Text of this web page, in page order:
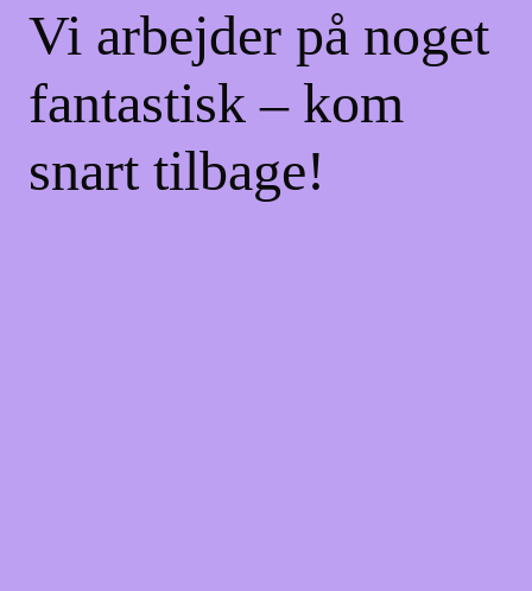
Vi arbejder på noget
fantastisk – kom
snart tilbage!